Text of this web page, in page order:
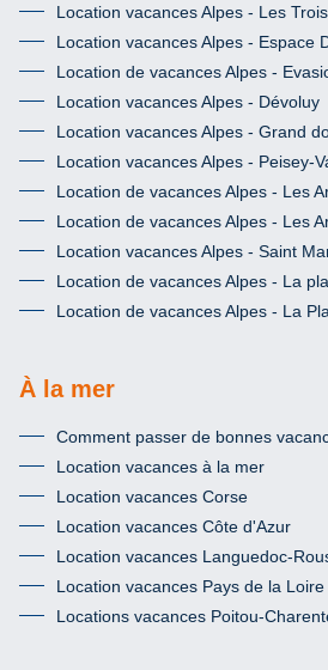
Location vacances Alpes - Les
Location vacances Alpes - Espace
Location de vacances Alpes -
Location vacances Alpes - Dévoluy
Location vacances Alpes - Grand
Location vacances Alpes - Peisey-
Location de vacances Alpes - Les
Location de vacances Alpes - Les
Location vacances Alpes - Saint
Location de vacances Alpes - La
Location de vacances Alpes - La
À la mer
Comment passer de bonnes
Location vacances à la mer
Location vacances Corse
Location vacances Côte d'Azur
Location vacances Languedoc-
Location vacances Pays de la
Locations vacances Poitou-